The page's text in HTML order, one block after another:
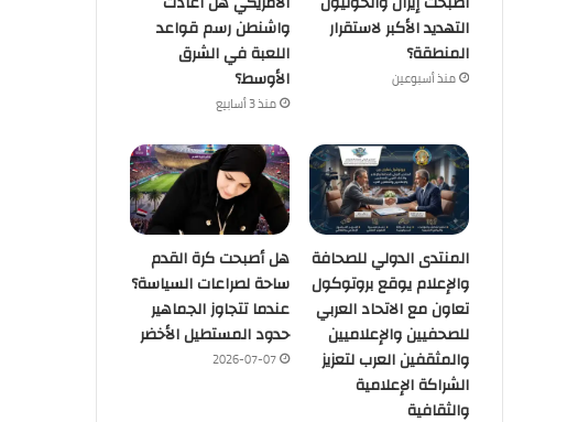
التهديد الأكبر لاستقرار
المنطقة؟
منذ أسبوعين
واشنطن رسم قواعد
اللعبة في الشرق
الأوسط؟
منذ 3 أسابيع
المنتدى الدولي للصحافة
والإعلام يوقع بروتوكول
تعاون مع الاتحاد العربي
للصحفيين والإعلاميين
والمثقفين العرب لتعزيز
الشراكة الإعلامية
والثقافية
هل أصبحت كرة القدم
ساحة لصراعات السياسة؟
عندما تتجاوز الجماهير
حدود المستطيل الأخضر
2026-07-07